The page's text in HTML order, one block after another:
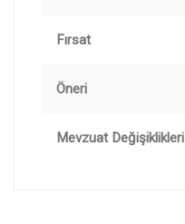
Fırsat
Öneri
Mevzuat Değişiklikleri